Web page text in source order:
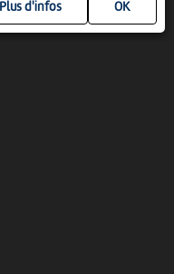
Plus d'infos